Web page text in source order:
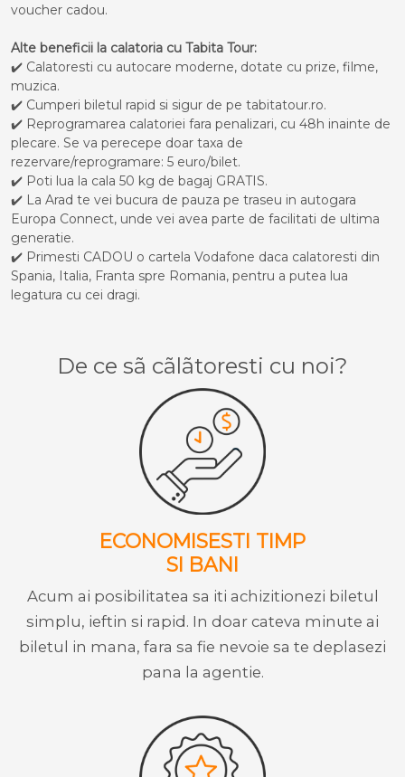
voucher cadou.
Alte beneficii la calatoria cu Tabita Tour:
✔️ Calatoresti cu autocare moderne, dotate cu prize, filme,
muzica.
✔️ Cumperi biletul rapid si sigur de pe tabitatour.ro.
✔️ Reprogramarea calatoriei fara penalizari, cu 48h inainte de
plecare. Se va perecepe doar taxa de
rezervare/reprogramare: 5 euro/bilet.
✔️ Poti lua la cala 50 kg de bagaj GRATIS.
✔️ La Arad te vei bucura de pauza pe traseu in autogara
Europa Connect, unde vei avea parte de facilitati de ultima
generatie.
✔️ Primesti CADOU o cartela Vodafone daca calatoresti din
Spania, Italia, Franta spre Romania, pentru a putea lua
legatura cu cei dragi.
De ce sã cãlãtoresti cu noi?
ECONOMISESTI TIMP
SI BANI
Acum ai posibilitatea sa iti achizitionezi biletul
simplu, ieftin si rapid. In doar cateva minute ai
biletul in mana, fara sa fie nevoie sa te deplasezi
pana la agentie.